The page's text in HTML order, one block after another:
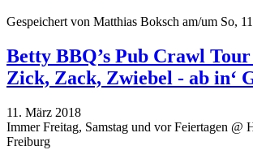
Gespeichert von Matthias Boksch am/um So,
Betty BBQ’s Pub Crawl
Zick, Zack, Zwiebel - ab in‘
11. März 2018
Immer Freitag, Samstag und vor Feiertagen @
Freiburg